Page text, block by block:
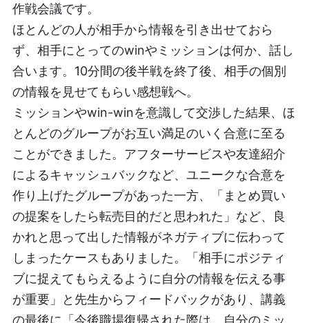
作戦会議です。
ほとんどの人が相手から情報を引き出せておら
ず、相手にとってのwinやミッションは何か、話し
合います。10分間の後半戦を終了後、相手の個別
の情報を見せてもらい感想戦へ。
ミッションやwin-winを意識して交渉した結果、ほ
とんどのグループがお互い満足のいく合意に至る
ことができました。アフターサービスや友達紹介
によるキャッシュバックなど、ユニークな合意を
作り上げたグループがあった一方、「まとめ買い
の提案をしたら転売目的だと思われた」など、良
かれと思って出した情報がネガティブに伝わって
しまったケースもありました。「相手にポジティ
ブに捉えてもらえるように自分の情報を伝える事
が重要」と先生からフィードバックがあり、講義
の最後に「今後職場復帰された際は、自分のミッ